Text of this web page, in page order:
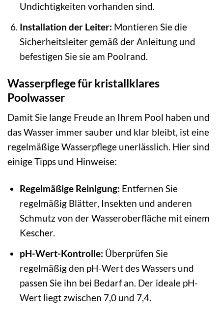
Undichtigkeiten vorhanden sind.
Installation der Leiter: Montieren Sie die
Sicherheitsleiter gemäß der Anleitung und
befestigen Sie sie am Poolrand.
Wasserpflege für kristallklares
Poolwasser
Damit Sie lange Freude an Ihrem Pool haben und
das Wasser immer sauber und klar bleibt, ist eine
regelmäßige Wasserpflege unerlässlich. Hier sind
einige Tipps und Hinweise:
Regelmäßige Reinigung: Entfernen Sie
regelmäßig Blätter, Insekten und anderen
Schmutz von der Wasseroberfläche mit einem
Kescher.
pH-Wert-Kontrolle: Überprüfen Sie
regelmäßig den pH-Wert des Wassers und
passen Sie ihn bei Bedarf an. Der ideale pH-
Wert liegt zwischen 7,0 und 7,4.